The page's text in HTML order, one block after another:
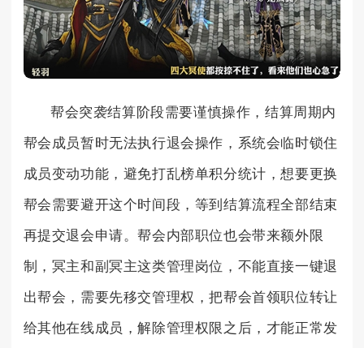
帮会突袭结算阶段需要谨慎操作，结算周期内
帮会成员暂时无法执行退会操作，系统会临时锁住
成员变动功能，避免打乱榜单积分统计，想要更换
帮会需要避开这个时间段，等到结算流程全部结束
再提交退会申请。帮会内部职位也会带来额外限
制，冥主和副冥主这类管理岗位，不能直接一键退
出帮会，需要先移交管理权，把帮会首领职位转让
给其他在线成员，解除管理权限之后，才能正常发